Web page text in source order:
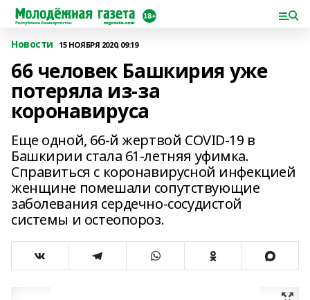
Новости 15 НОЯБРЯ 2020, 09:19
66 человек Башкирия уже
потеряла из-за
коронавируса
Еще одной, 66-й жертвой COVID-19 в
Башкирии стала 61-летняя уфимка.
Справиться с коронавирусной инфекцией
женщине помешали сопутствующие
заболевания сердечно-сосудистой
системы и остеопороз.